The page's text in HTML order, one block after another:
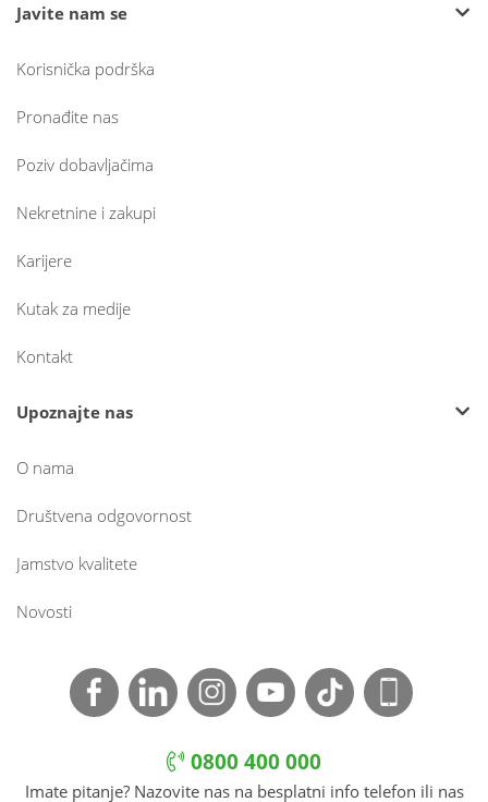
Javite nam se
Korisnička podrška
Pronađite nas
Poziv dobavljačima
Nekretnine i zakupi
Karijere
Kutak za medije
Kontakt
Upoznajte nas
O nama
Društvena odgovornost
Jamstvo kvalitete
Novosti
0800 400 000
Imate pitanje? Nazovite nas na besplatni info telefon ili nas